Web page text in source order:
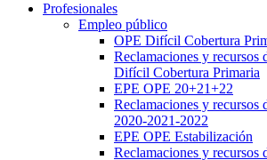
Profesionales
Empleo público
OPE Difícil Cobertura
Reclamaciones y recursos
Difícil Cobertura Primaria
EPE OPE 20+21+22
Reclamaciones y recursos
2020-2021-2022
EPE OPE Estabilización
Reclamaciones y recursos